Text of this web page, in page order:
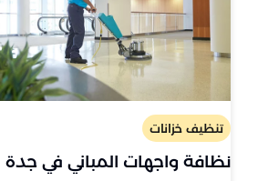
تنظيف خزانات
نظافة واجهات المباني في جدة